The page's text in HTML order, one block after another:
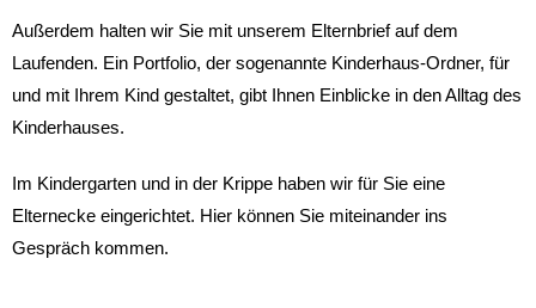
Außerdem halten wir Sie mit unserem Elternbrief auf dem
Laufenden. Ein Portfolio, der sogenannte Kinderhaus-Ordner, für
und mit Ihrem Kind gestaltet, gibt Ihnen Einblicke in den Alltag des
Kinderhauses.
Im Kindergarten und in der Krippe haben wir für Sie eine
Elternecke eingerichtet. Hier können Sie miteinander ins
Gespräch kommen.